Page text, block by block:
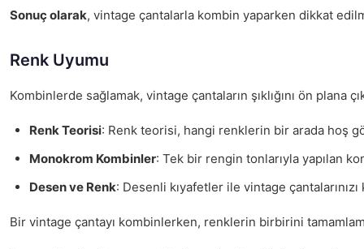
Sonuç olarak, vintage çantalarla kombin yaparken dikkat
Renk Uyumu
Kombinlerde sağlamak, vintage çantaların şıklığını ön
Renk Teorisi: Renk teorisi, hangi renklerin bir arada hoş
Monokrom Kombinler: Tek bir rengin tonlarıyla yapılan
Desen ve Renk: Desenli kıyafetler ile vintage
Bir vintage çantayı kombinlerken, renklerin birbirini